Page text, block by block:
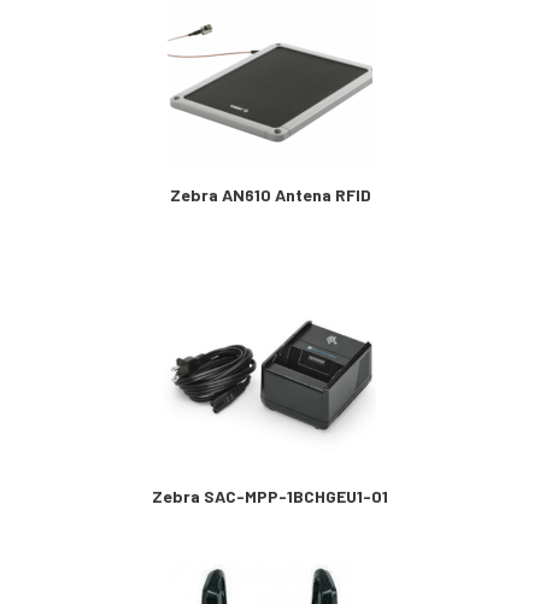
Zebra AN610 Antena RFID
Zebra SAC-MPP-1BCHGEU1-01